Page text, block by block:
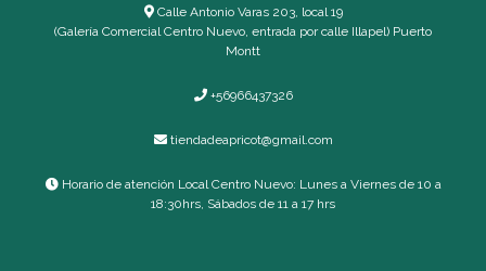
Calle Antonio Varas 203, local 19
(Galería Comercial Centro Nuevo, entrada por calle Illapel) Puerto
Montt
+56966437326
tiendadeapricot@gmail.com
Horario de atención Local Centro Nuevo: Lunes a Viernes de 10 a
18:30hrs, Sábados de 11 a 17 hrs